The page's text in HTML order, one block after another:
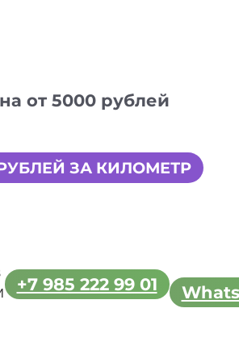
от 5000 рублей
РУБЛЕЙ ЗА КИЛОМЕТР
+7 985 222 99 01